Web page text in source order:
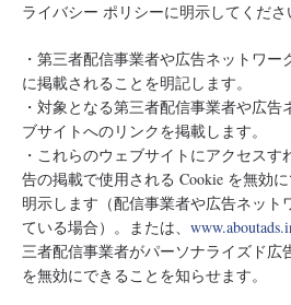
ライバシー ポリシーに明示してくださ
・第三者配信事業者や広告ネットワー
に掲載されることを明記します。
・対象となる第三者配信事業者や広
ブサイトへのリンクを掲載します。
・これらのウェブサイトにアクセス
告の掲載で使用される Cookie を無効
明示します（配信事業者や広告ネット
ている場合）。または、
三者配信事業者がパーソナライズド広
を無効にできることを知らせます。